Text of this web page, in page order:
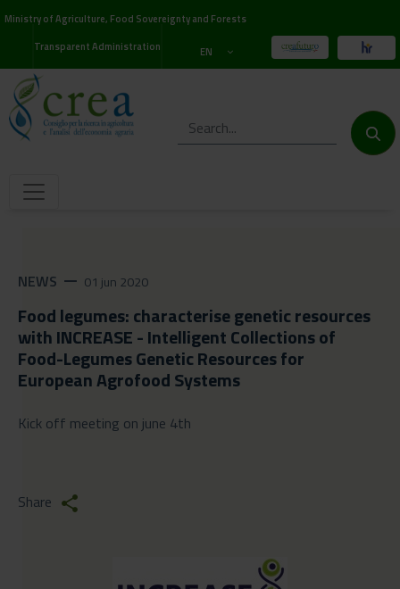
Ministry of Agriculture, Food Sovereignty and Forests
Transparent Administration
EN
NEWS remove 01 jun 2020
Food legumes: characterise genetic resources
with INCREASE - Intelligent Collections of
Food-Legumes Genetic Resources for
European Agrofood Systems
Kick off meeting on june 4th
Share share